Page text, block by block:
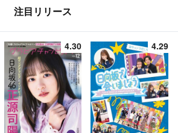
注目リリース
4.30 4.29